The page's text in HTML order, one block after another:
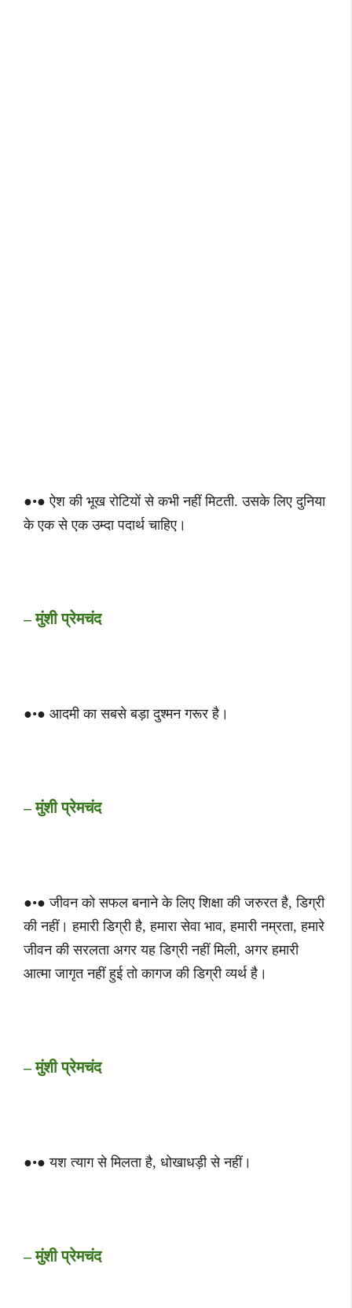
●•● ऐश की भूख रोटियों से कभी नहीं मिटती. उसके लिए दुनिया
के एक से एक उम्दा पदार्थ चाहिए।
– मुंशी प्रेमचंद
●•● आदमी का सबसे बड़ा दुश्मन गरूर है।
– मुंशी प्रेमचंद
●•● जीवन को सफल बनाने के लिए शिक्षा की जरुरत है, डिग्री
की नहीं। हमारी डिग्री है, हमारा सेवा भाव, हमारी नम्रता, हमारे
जीवन की सरलता अगर यह डिग्री नहीं मिली, अगर हमारी
आत्मा जागृत नहीं हुई तो कागज की डिग्री व्यर्थ है।
– मुंशी प्रेमचंद
●•● यश त्याग से मिलता है, धोखाधड़ी से नहीं।
– मुंशी प्रेमचंद